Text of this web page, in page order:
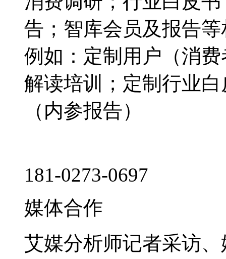
告；智库会员及报告
例如：定制用户（消
解读培训；定制行业
（内参报告）
181-0273-0697
媒体合作
艾媒分析师记者采访